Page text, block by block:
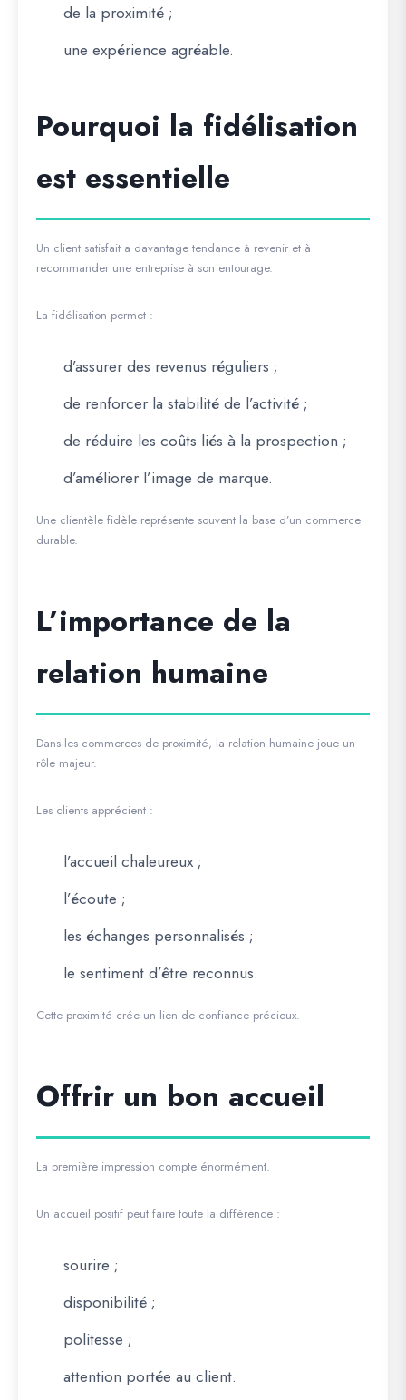
de la proximité ;
une expérience agréable.
Pourquoi la fidélisation
est essentielle
Un client satisfait a davantage tendance à revenir et à
recommander une entreprise à son entourage.
La fidélisation permet :
d’assurer des revenus réguliers ;
de renforcer la stabilité de l’activité ;
de réduire les coûts liés à la prospection ;
d’améliorer l’image de marque.
Une clientèle fidèle représente souvent la base d’un commerce
durable.
L’importance de la
relation humaine
Dans les commerces de proximité, la relation humaine joue un
rôle majeur.
Les clients apprécient :
l’accueil chaleureux ;
l’écoute ;
les échanges personnalisés ;
le sentiment d’être reconnus.
Cette proximité crée un lien de confiance précieux.
Offrir un bon accueil
La première impression compte énormément.
Un accueil positif peut faire toute la différence :
sourire ;
disponibilité ;
politesse ;
attention portée au client.